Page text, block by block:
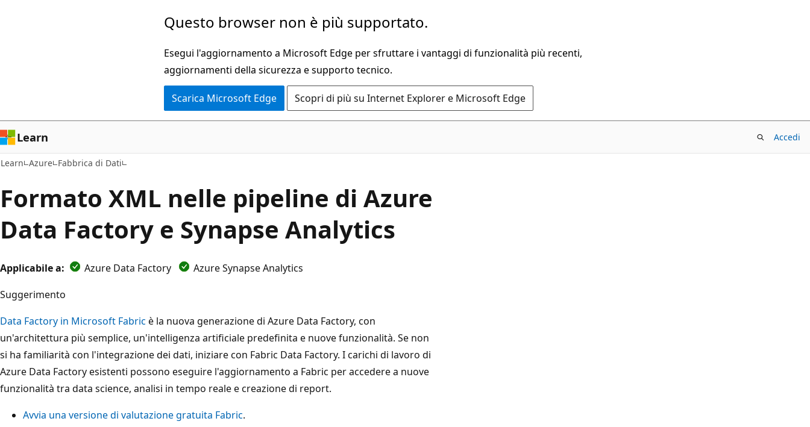
Questo browser non è più supportato.
Esegui l'aggiornamento a Microsoft Edge per sfruttare i vantaggi di funzionalità più recenti,
aggiornamenti della sicurezza e supporto tecnico.
Scarica Microsoft Edge Scopri di più su Internet Explorer e Microsoft Edge
Learn Accedi
Learn Azure Fabbrica di Dati
Formato XML nelle pipeline di Azure
Data Factory e Synapse Analytics
Applicabile a: Azure Data Factory
Azure Synapse Analytics
Suggerimento
Data Factory in Microsoft Fabric è la nuova generazione di Azure Data Factory, con
un'architettura più semplice, un'intelligenza artificiale predefinita e nuove funzionalità. Se non
si ha familiarità con l'integrazione dei dati, iniziare con Fabric Data Factory. I carichi di lavoro di
Azure Data Factory esistenti possono eseguire l'aggiornamento a Fabric per accedere a nuove
funzionalità tra data science, analisi in tempo reale e creazione di report.
Avvia una versione di valutazione gratuita Fabric.